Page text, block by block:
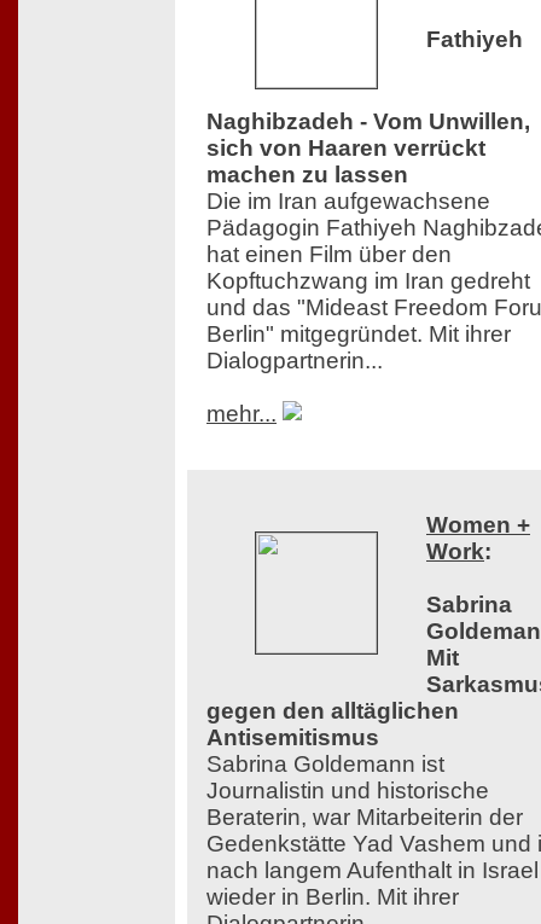
Fathiyeh
Naghibzadeh - Vom Unwillen,
sich von Haaren verrückt
machen zu lassen
Die im Iran aufgewachsene
Pädagogin Fathiyeh
hat einen Film über den
Kopftuchzwang im Iran gedreht
und das "Mideast Freedom
Berlin" mitgegründet. Mit ihrer
Dialogpartnerin...
mehr...
Women +
Work:
Sabrina
Mit
gegen den alltäglichen
Antisemitismus
Sabrina Goldemann ist
Journalistin und historische
Beraterin, war Mitarbeiterin der
Gedenkstätte Yad Vashem und
nach langem Aufenthalt in Israel
wieder in Berlin. Mit ihrer